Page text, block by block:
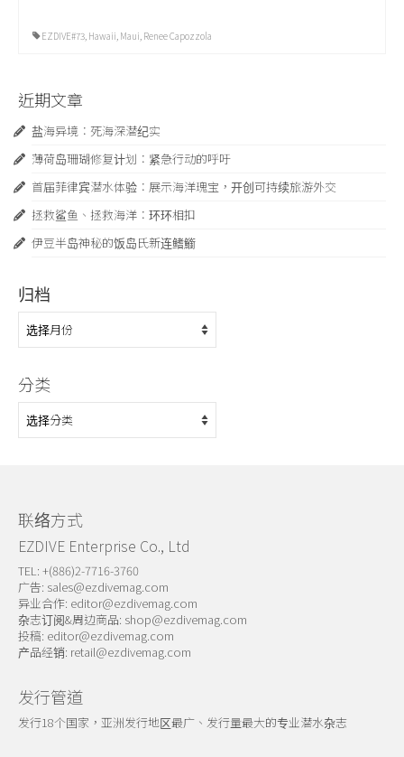
EZDIVE#73 Hawaii Maui Renee Capozzola
近期文章
盐海异境：死海深潜纪实
薄荷岛珊瑚修复计划：紧急行动的呼吁
首届菲律宾潜水体验：展示海洋瑰宝，开创可持续旅游外交
拯救鲨鱼、拯救海洋：环环相扣
伊豆半岛神秘的饭岛氏新连鳍䲗
归档
归
档
分类
分
类
联络方式
EZDIVE Enterprise Co., Ltd
TEL: +(886)2-7716-3760
广告: sales@ezdivemag.com
异业合作: editor@ezdivemag.com
杂志订阅&周边商品: shop@ezdivemag.com
投稿: editor@ezdivemag.com
产品经销: retail@ezdivemag.com
发行管道
发行18个国家，亚洲发行地区最广、发行量最大的专业潜水杂志